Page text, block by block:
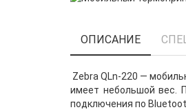
ОПИСАНИЕ
Zebra QLn-220 —
имеет небольшой вес.
подключения по